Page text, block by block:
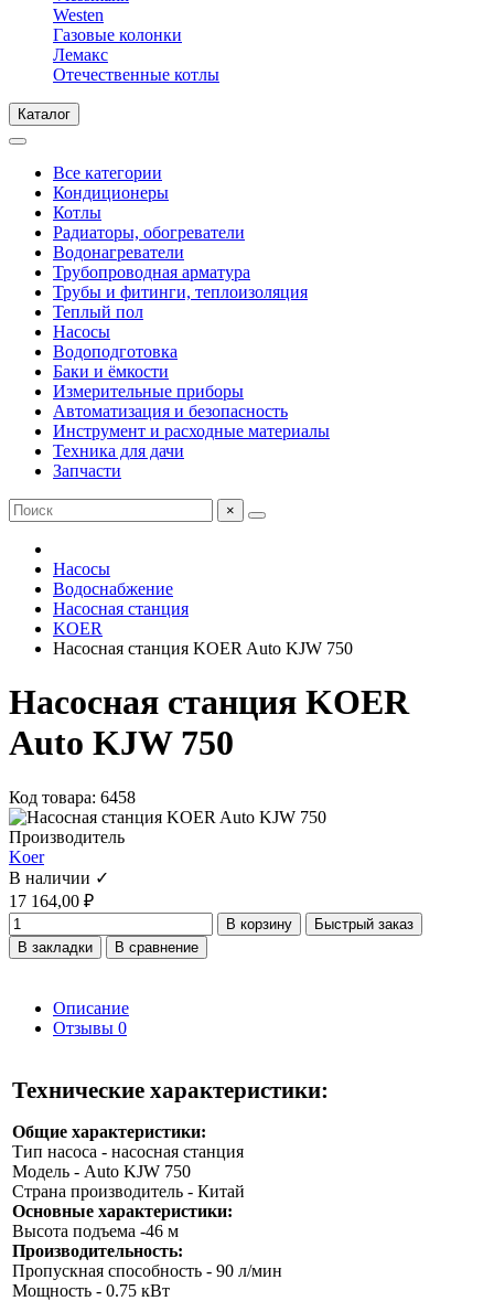
Westen
Газовые колонки
Лемакс
Отечественные котлы
Каталог
Все категории
Кондиционеры
Котлы
Радиаторы, обогреватели
Водонагреватели
Трубопроводная арматура
Трубы и фитинги, теплоизоляция
Теплый пол
Насосы
Водоподготовка
Баки и ёмкости
Измерительные приборы
Автоматизация и безопасность
Инструмент и расходные материалы
Техника для дачи
Запчасти
×
Насосы
Водоснабжение
Насосная станция
KOER
Насосная cтанция KOER Auto KJW 750
Насосная cтанция KOER
Auto KJW 750
Код товара: 6458
Производитель
Koer
В наличии ✓
17 164,00 ₽
В корзину
Быстрый заказ
В закладки
В сравнение
Описание
Отзывы 0
Технические характеристики:
Общие характеристики:
Тип насоса - насосная станция
Модель - Auto KJW 750
Страна производитель - Китай
Основные характеристики:
Высота подъема -46 м
Производительность:
Пропускная способность - 90 л/мин
Мощность - 0.75 кВт